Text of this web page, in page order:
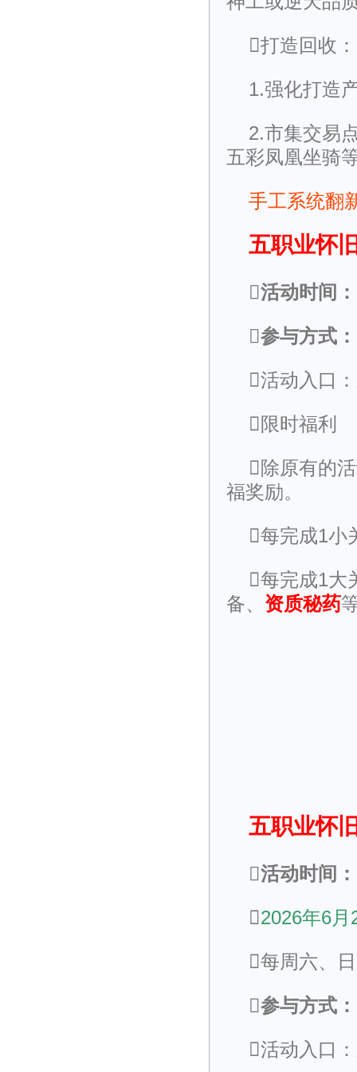
打造回收：
1.强化打造
2.市集交易
五彩凤凰坐骑
手工系统翻
五职业怀
活动时间：
参与方式：
活动入口
限时福利
除原有的
福奖励。
每完成1小
每完成1大
备、 资质秘药
五职业怀
活动时间：
2026年6月
每周六、
参与方式：
活动入口